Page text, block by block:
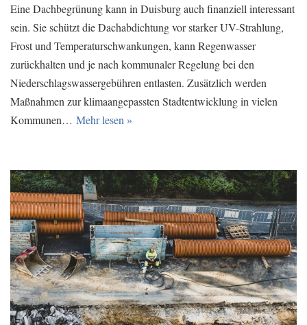
Eine Dachbegrünung kann in Duisburg auch finanziell interessant
sein. Sie schützt die Dachabdichtung vor starker UV-Strahlung,
Frost und Temperaturschwankungen, kann Regenwasser
zurückhalten und je nach kommunaler Regelung bei den
Niederschlagswassergebühren entlasten. Zusätzlich werden
Maßnahmen zur klimaangepassten Stadtentwicklung in vielen
Kommunen… Mehr lesen »